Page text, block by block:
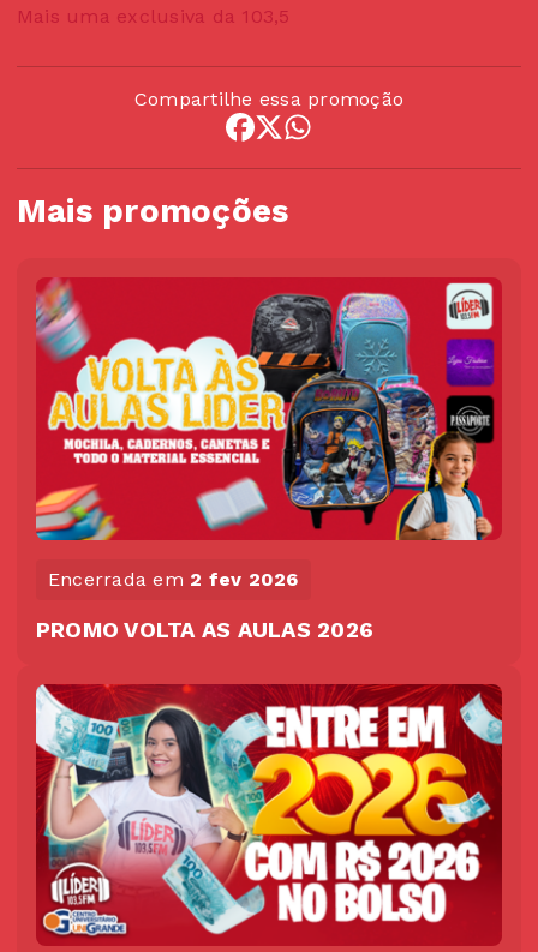
Mais uma exclusiva da 103,5
Compartilhe essa promoção
Mais promoções
Encerrada em 2 fev 2026
PROMO VOLTA AS AULAS 2026